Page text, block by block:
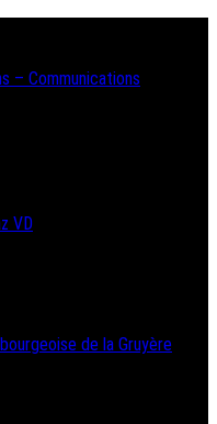
– Communications
VD
de la Gruyère